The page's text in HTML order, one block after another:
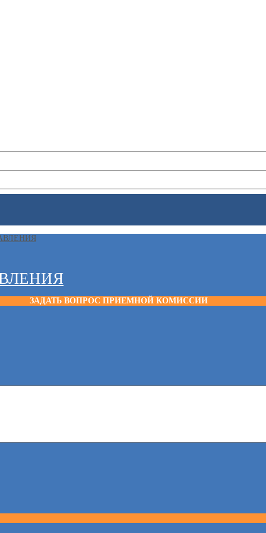
ЗАДАТЬ ВОПРОС ПРИЕМНОЙ КОМИССИИ